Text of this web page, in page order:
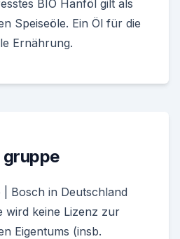
BIO Hanföl gilt als
Speiseöle. Ein Öl für die
Ernährung.
gruppe
| Bosch in Deutschland
wird keine Lizenz zur
Eigentums (insb.